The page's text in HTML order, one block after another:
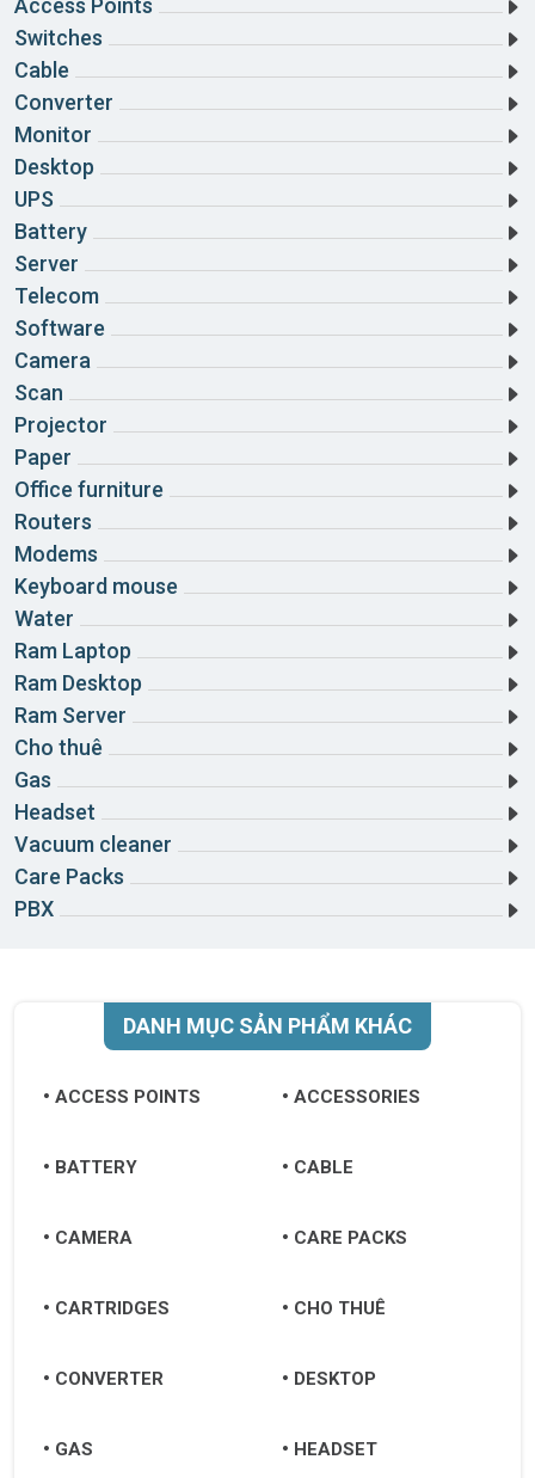
Access Points
Switches
Cable
Converter
Monitor
Desktop
UPS
Battery
Server
Telecom
Software
Camera
Scan
Projector
Paper
Office furniture
Routers
Modems
Keyboard mouse
Water
Ram Laptop
Ram Desktop
Ram Server
Cho thuê
Gas
Headset
Vacuum cleaner
Care Packs
PBX
DANH MỤC SẢN PHẨM KHÁC
ACCESS POINTS ACCESSORIES
BATTERY CABLE
CAMERA CARE PACKS
CARTRIDGES CHO THUÊ
CONVERTER DESKTOP
GAS HEADSET